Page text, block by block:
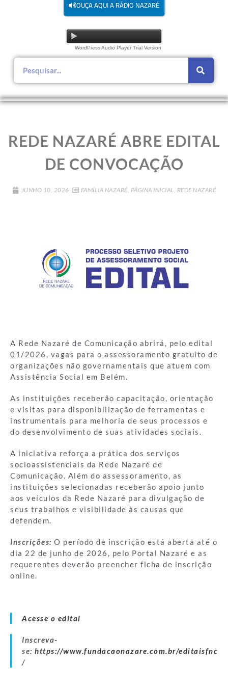
OUÇA AQUI A RÁDIO NAZARÉ
WordPress Audio Player Trial Version
REDE NAZARÉ ABRE EDITAL
DE CONVOCAÇÃO
JUNHO 10, 2026 FAMÍLIA NAZARÉ, PÁGINA INICIAL, REDE NAZARÉ
A Rede Nazaré de Comunicação abrirá, pelo edital
01/2026, vagas para o assessoramento gratuito de
organizações não governamentais que atuem com
Assistência Social em Belém.
As instituições receberão capacitação, orientação
e visitas para disponibilização de ferramentas e
instrumentais para melhoria de seus processos e
do desenvolvimento de suas atividades sociais.
A iniciativa reforça a prática dos serviços
socioassistenciais da Rede Nazaré de
Comunicação. Além do assessoramento, as
instituições selecionadas receberão apoio junto
aos veículos da Rede Nazaré para divulgação de
seus trabalhos e visibilidade às causas que
defendem.
Inscrições: O período de inscrição está aberta até o
dia 22 de junho de 2026, pelo Portal Nazaré e as
requerentes deverão preencher ficha de inscrição
online.
Acesse o edital
Inscreva-
se: https://www.fundacaonazare.com.br/editaisfnc
/